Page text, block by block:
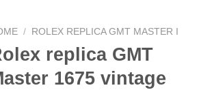
/ ROLEX REPLICA GMT MASTER I
replica GMT
1675 vintage